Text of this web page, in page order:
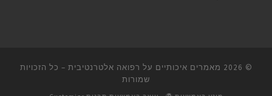
© 2026 מאמרים איכותיים על רפואה אלטרנטיבית – כל הזכויות
שמורות